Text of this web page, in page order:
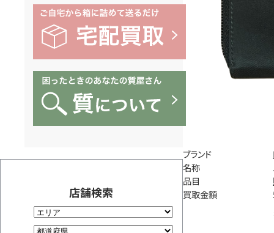
店舗検索
ブランド
名称
品目
買取金額